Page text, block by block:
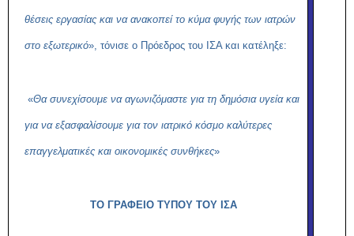
θέσεις εργασίας και να ανακοπεί το κύμα φυγής των ιατρών
στο εξωτερικό», τόνισε ο Πρόεδρος του ΙΣΑ και κατέληξε:
«Θα συνεχίσουμε να αγωνιζόμαστε για τη δημόσια υγεία και
για να εξασφαλίσουμε για τον ιατρικό κόσμο καλύτερες
επαγγελματικές και οικονομικές συνθήκες»
ΤΟ ΓΡΑΦΕΙΟ ΤΥΠΟΥ ΤΟΥ ΙΣΑ